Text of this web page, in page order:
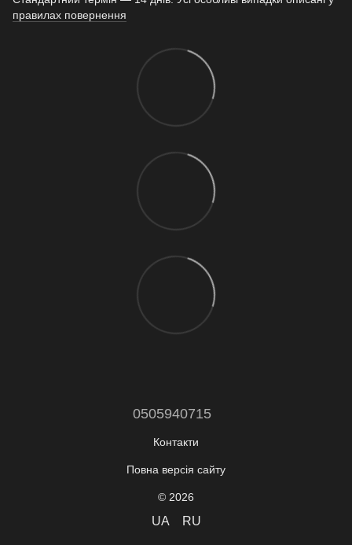
правилах повернення
0505940715
Контакти
Повна версія сайту
© 2026
UA RU